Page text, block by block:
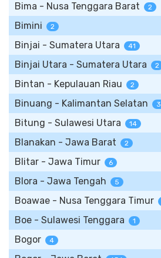
Bima - Nusa Tenggara Barat 2
Bimini 2
Binjai - Sumatera Utara 41
Binjai Utara - Sumatera Utara 2
Bintan - Kepulauan Riau 2
Binuang - Kalimantan Selatan 3
Bitung - Sulawesi Utara 14
Blanakan - Jawa Barat 2
Blitar - Jawa Timur 6
Blora - Jawa Tengah 5
Boawae - Nusa Tenggara Timur
Boe - Sulawesi Tenggara 1
Bogor 4